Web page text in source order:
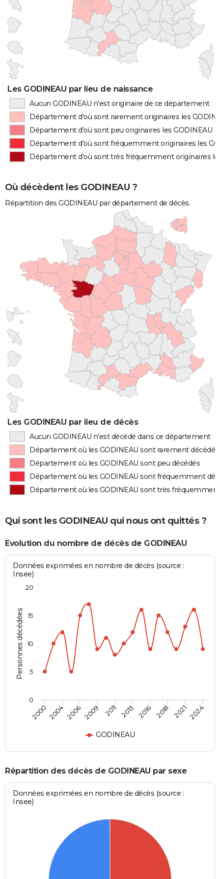
Les GODINEAU par lieu de naissance
Aucun GODINEAU n'est originaire de ce département
Département d'où sont rarement originaires les
Département d'où sont peu originaires les GODINEAU
Département d'où sont fréquemment originaires les
Département d'où sont très fréquemment originaires
Où décèdent les GODINEAU ?
Répartition des GODINEAU par département de décès.
Les GODINEAU par lieu de décès
Aucun GODINEAU n'est décédé dans ce département
Département où les GODINEAU sont rarement décédés
Département où les GODINEAU sont peu décédés
Département où les GODINEAU sont fréquemment
Département où les GODINEAU sont très
Qui sont les GODINEAU qui nous ont quittés ?
Evolution du nombre de décès de GODINEAU
Personnes décédées
Données exprimées en nombre de décès (source :
Insee)
GODINEAU
2000200420062009 2011 2013 2016 2018 20212024
0
5
10
15
20
Répartition des décès de GODINEAU par sexe
Données exprimées en nombre de décès (source :
Insee)